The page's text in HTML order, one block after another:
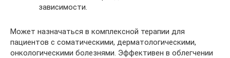
зависимости.
Может назначаться в комплексной терапии для
пациентов с соматическими, дерматологическими,
онкологическими болезнями. Эффективен в облегчении